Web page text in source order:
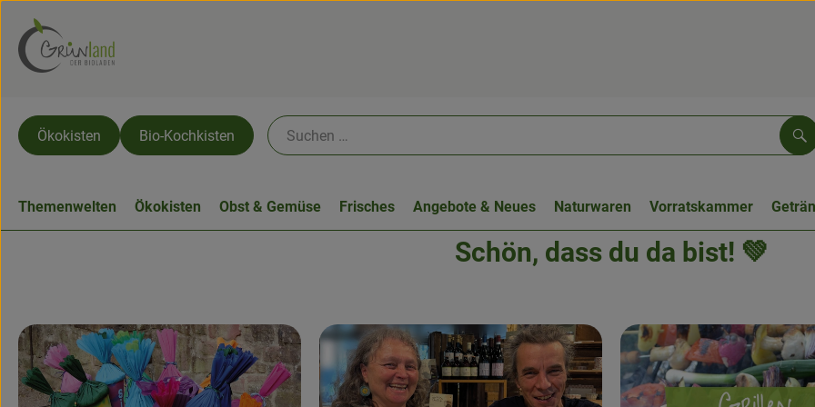
Ökokisten Bio-Kochkisten
Themenwelten Ökokisten Obst & Gemüse Frisches Angebote & Neues Naturwaren Vorratskammer
Schön, dass du da bist! 💚